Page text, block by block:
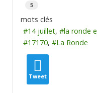
5
mots clés
14 juillet
la ronde
17170
La Ronde
Tweet